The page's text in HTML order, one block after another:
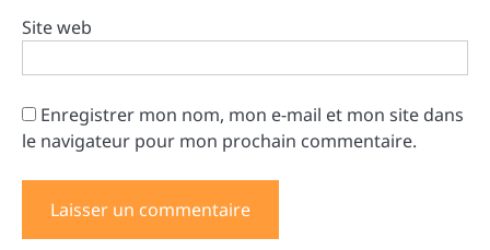
Site web
Enregistrer mon nom, mon e-mail et mon site dans
le navigateur pour mon prochain commentaire.